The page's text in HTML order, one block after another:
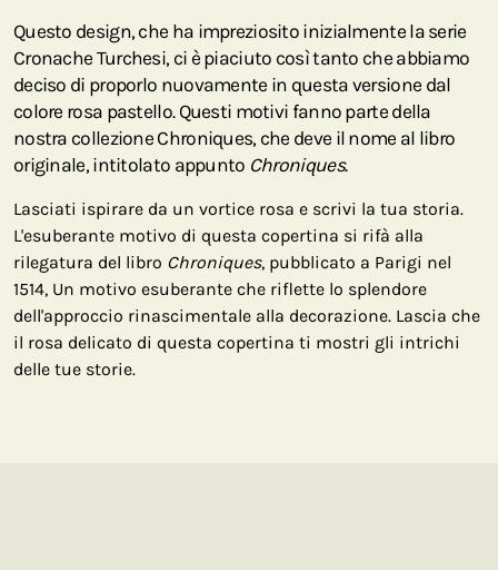
Questo design, che ha impreziosito inizialmente la serie
Cronache Turchesi, ci è piaciuto così tanto che abbiamo
deciso di proporlo nuovamente in questa versione dal
colore rosa pastello. Questi motivi fanno parte della
nostra collezione Chroniques, che deve il nome al libro
originale, intitolato appunto Chroniques.
Lasciati ispirare da un vortice rosa e scrivi la tua storia.
L'esuberante motivo di questa copertina si rifà alla
rilegatura del libro Chroniques, pubblicato a Parigi nel
1514, Un motivo esuberante che riflette lo splendore
dell'approccio rinascimentale alla decorazione. Lascia che
il rosa delicato di questa copertina ti mostri gli intrichi
delle tue storie.